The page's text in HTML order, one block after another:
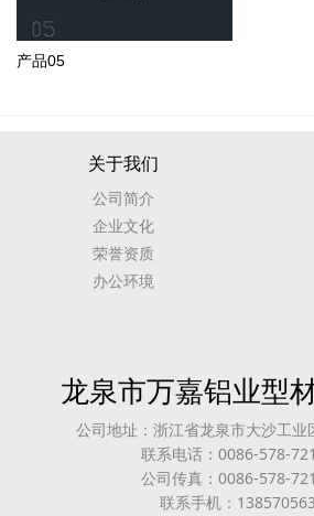
产品05
关于我们
公司简介
企业文化
荣誉资质
办公环境
龙泉市万嘉铝业型
公司地址：浙江省龙泉市大沙工业
联系电话：0086-578-
公司传真：0086-578-
联系手机：